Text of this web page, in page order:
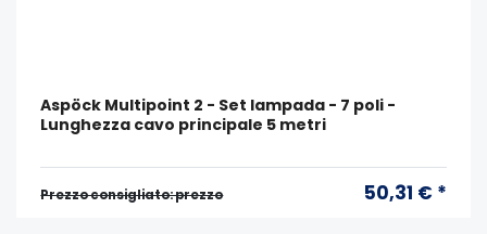
Aspöck Multipoint 2 - Set lampada - 7 poli -
Lunghezza cavo principale 5 metri
Prezzo consigliato: prezzo 50,31 € *